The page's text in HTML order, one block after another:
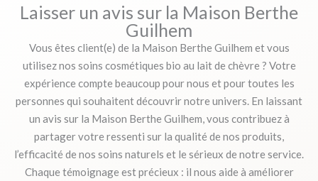
Laisser un avis sur la Maison Berthe
Guilhem
Vous êtes client(e) de la Maison Berthe Guilhem et vous
utilisez nos soins cosmétiques bio au lait de chèvre ? Votre
expérience compte beaucoup pour nous et pour toutes les
personnes qui souhaitent découvrir notre univers. En laissant
un avis sur la Maison Berthe Guilhem, vous contribuez à
partager votre ressenti sur la qualité de nos produits,
l’efficacité de nos soins naturels et le sérieux de notre service.
Chaque témoignage est précieux : il nous aide à améliorer